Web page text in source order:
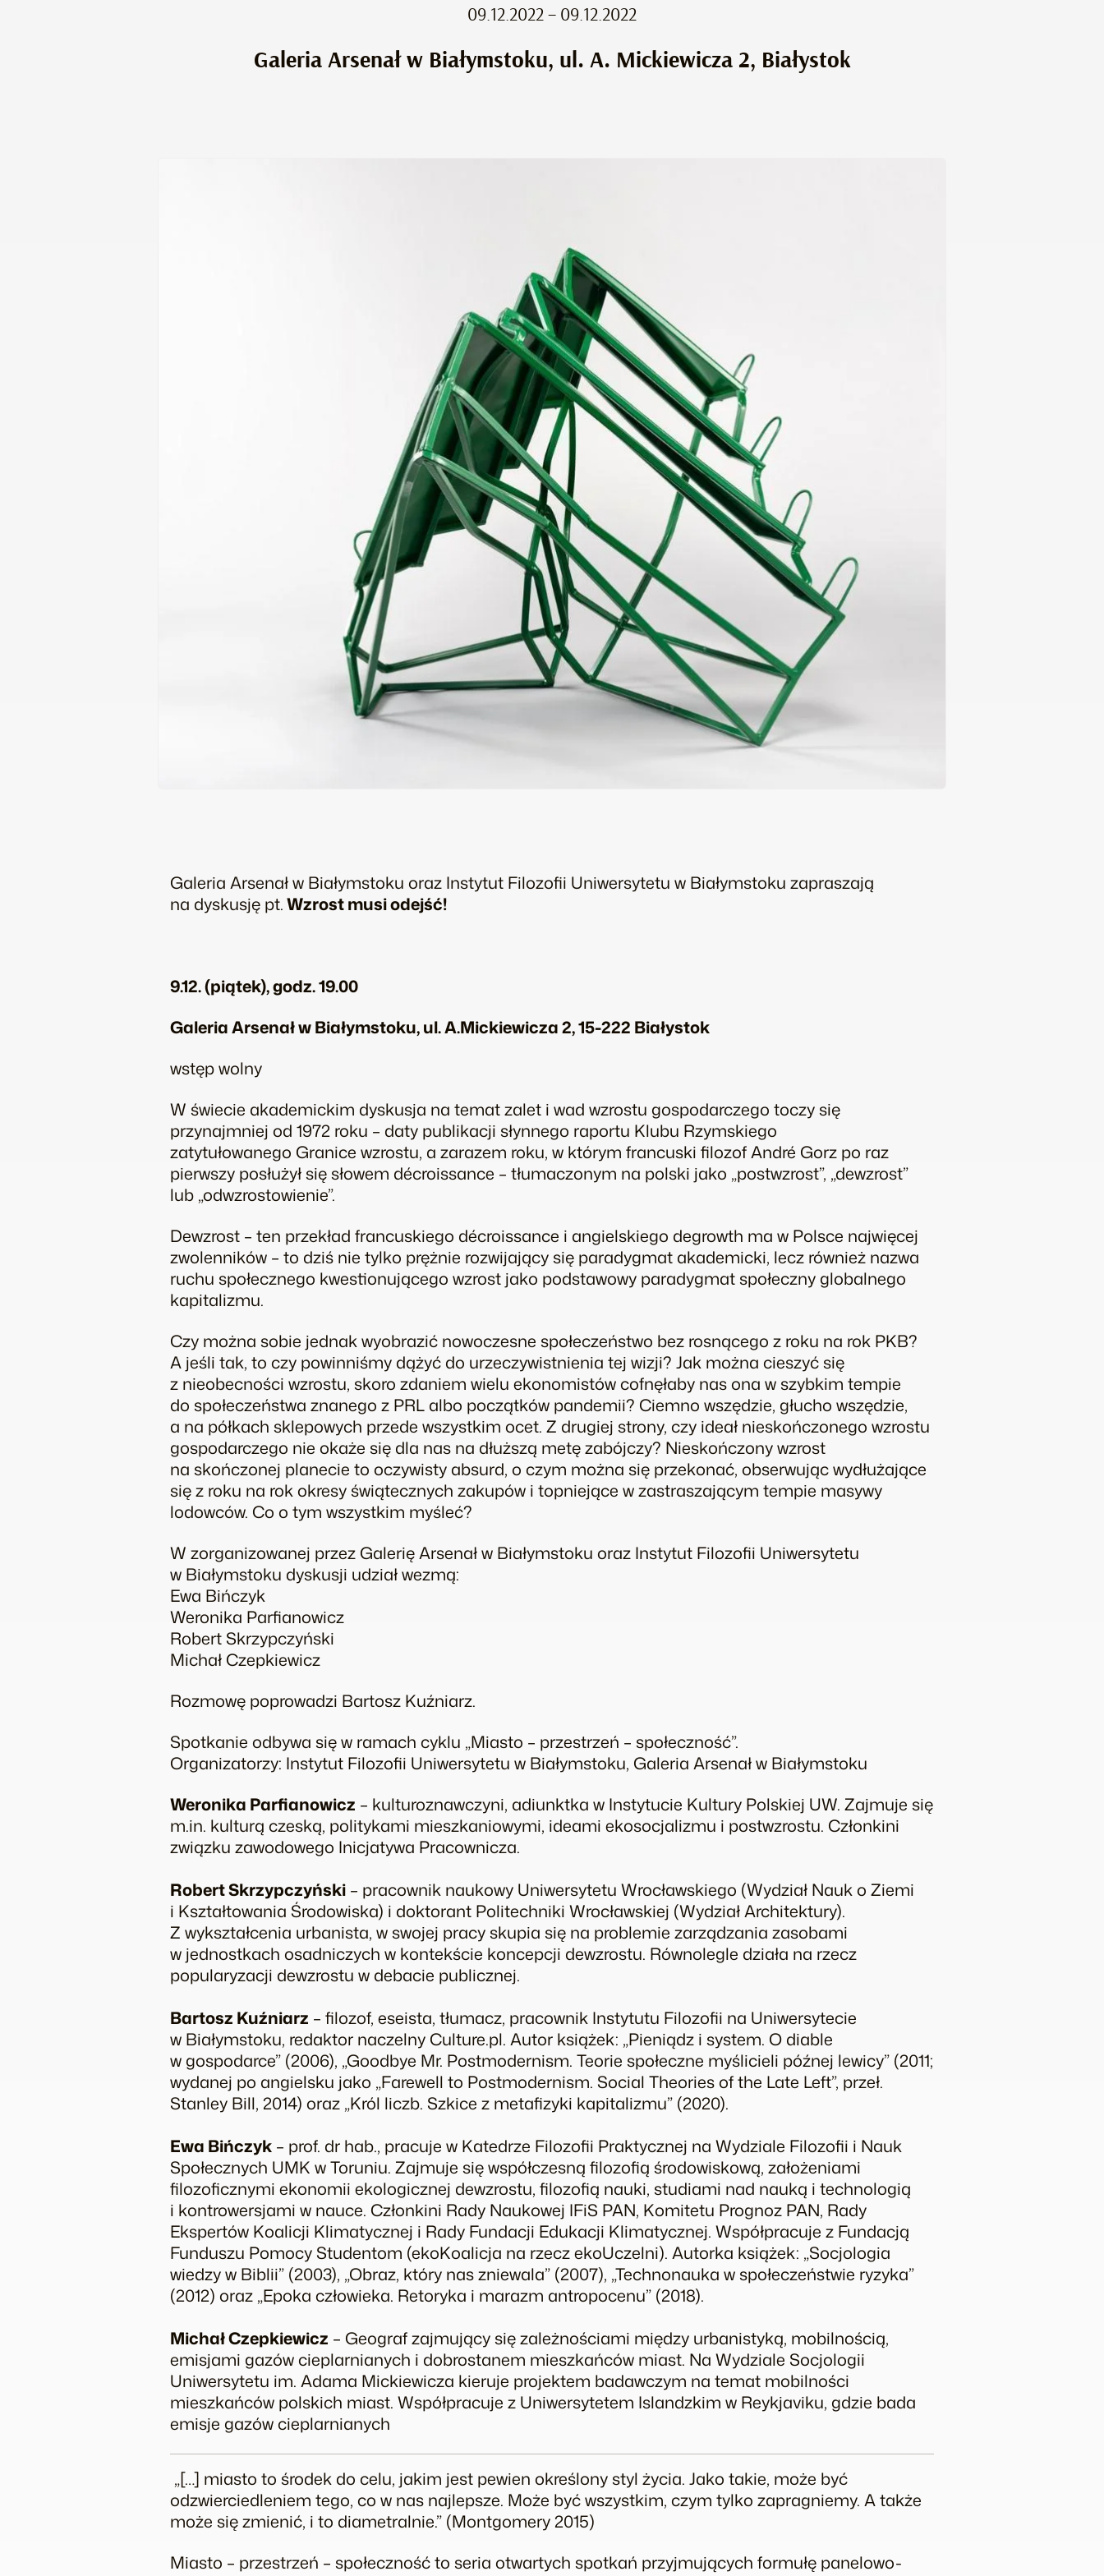
09.12.2022 – 09.12.2022
Galeria Arsenał w Białymstoku, ul. A. Mickiewicza 2, Białystok
Galeria Arsenał w Białymstoku oraz Instytut Filozofii Uniwersytetu w Białymstoku zapraszają
na dyskusję pt.Wzrost musi odejść!
9.12. (piątek), godz. 19.00
Galeria Arsenał w Białymstoku, ul. A.Mickiewicza 2, 15-222 Białystok
wstęp wolny
W świecie akademickim dyskusja na temat zalet i wad wzrostu gospodarczego toczy się
przynajmniej od 1972 roku – daty publikacji słynnego raportu Klubu Rzymskiego
zatytułowanego Granice wzrostu, a zarazem roku, w którym francuski filozof André Gorz po raz
pierwszy posłużył się słowem décroissance – tłumaczonym na polski jako „postwzrost”, „dewzrost”
lub „odwzrostowienie”.
Dewzrost – ten przekład francuskiego décroissance i angielskiego degrowth ma w Polsce najwięcej
zwolenników – to dziś nie tylko prężnie rozwijający się paradygmat akademicki, lecz również nazwa
ruchu społecznego kwestionującego wzrost jako podstawowy paradygmat społeczny globalnego
kapitalizmu.
Czy można sobie jednak wyobrazić nowoczesne społeczeństwo bez rosnącego z roku na rok PKB?
A jeśli tak, to czy powinniśmy dążyć do urzeczywistnienia tej wizji? Jak można cieszyć się
z nieobecności wzrostu, skoro zdaniem wielu ekonomistów cofnęłaby nas ona w szybkim tempie
do społeczeństwa znanego z PRL albo początków pandemii? Ciemno wszędzie, głucho wszędzie,
a na półkach sklepowych przede wszystkim ocet. Z drugiej strony, czy ideał nieskończonego wzrostu
gospodarczego nie okaże się dla nas na dłuższą metę zabójczy? Nieskończony wzrost
na skończonej planecie to oczywisty absurd, o czym można się przekonać, obserwując wydłużające
się z roku na rok okresy świątecznych zakupów i topniejące w zastraszającym tempie masywy
lodowców. Co o tym wszystkim myśleć?
W zorganizowanej przez Galerię Arsenał w Białymstoku oraz Instytut Filozofii Uniwersytetu
w Białymstoku dyskusji udział wezmą:
Ewa Bińczyk
Weronika Parfianowicz
Robert Skrzypczyński
Michał Czepkiewicz
Rozmowę poprowadzi Bartosz Kuźniarz.
Spotkanie odbywa się w ramach cyklu „Miasto – przestrzeń – społeczność”.
Organizatorzy: Instytut Filozofii Uniwersytetu w Białymstoku, Galeria Arsenał w Białymstoku
Weronika Parfianowicz – kulturoznawczyni, adiunktka w Instytucie Kultury Polskiej UW. Zajmuje się
m.in. kulturą czeską, politykami mieszkaniowymi, ideami ekosocjalizmu i postwzrostu. Członkini
związku zawodowego Inicjatywa Pracownicza.
Robert Skrzypczyński – pracownik naukowy Uniwersytetu Wrocławskiego (Wydział Nauk o Ziemi
i Kształtowania Środowiska) i doktorant Politechniki Wrocławskiej (Wydział Architektury).
Z wykształcenia urbanista, w swojej pracy skupia się na problemie zarządzania zasobami
w jednostkach osadniczych w kontekście koncepcji dewzrostu. Równolegle działa na rzecz
popularyzacji dewzrostu w debacie publicznej.
Bartosz Kuźniarz – filozof, eseista, tłumacz, pracownik Instytutu Filozofii na Uniwersytecie
w Białymstoku, redaktor naczelny Culture.pl. Autor książek: „Pieniądz i system. O diable
w gospodarce” (2006), „Goodbye Mr. Postmodernism. Teorie społeczne myślicieli późnej lewicy” (2011;
wydanej po angielsku jako „Farewell to Postmodernism. Social Theories of the Late Left”, przeł.
Stanley Bill, 2014) oraz „Król liczb. Szkice z metafizyki kapitalizmu” (2020).
Ewa Bińczyk – prof. dr hab., pracuje w Katedrze Filozofii Praktycznej na Wydziale Filozofii i Nauk
Społecznych UMK w Toruniu. Zajmuje się współczesną filozofią środowiskową, założeniami
filozoficznymi ekonomii ekologicznej dewzrostu, filozofią nauki, studiami nad nauką i technologią
i kontrowersjami w nauce. Członkini Rady Naukowej IFiS PAN, Komitetu Prognoz PAN, Rady
Ekspertów Koalicji Klimatycznej i Rady Fundacji Edukacji Klimatycznej. Współpracuje z Fundacją
Funduszu Pomocy Studentom (ekoKoalicja na rzecz ekoUczelni). Autorka książek: „Socjologia
wiedzy w Biblii” (2003), „Obraz, który nas zniewala” (2007), „Technonauka w społeczeństwie ryzyka”
(2012) oraz „Epoka człowieka. Retoryka i marazm antropocenu” (2018).
Michał Czepkiewicz – Geograf zajmujący się zależnościami między urbanistyką, mobilnością,
emisjami gazów cieplarnianych i dobrostanem mieszkańców miast. Na Wydziale Socjologii
Uniwersytetu im. Adama Mickiewicza kieruje projektem badawczym na temat mobilności
mieszkańców polskich miast. Współpracuje z Uniwersytetem Islandzkim w Reykjaviku, gdzie bada
emisje gazów cieplarnianych
„[…] miasto to środek do celu, jakim jest pewien określony styl życia. Jako takie, może być
odzwierciedleniem tego, co w nas najlepsze. Może być wszystkim, czym tylko zapragniemy. A także
może się zmienić, i to diametralnie.” (Montgomery 2015)
Miasto – przestrzeń – społeczność to seria otwartych spotkań przyjmujących formułę panelowo-